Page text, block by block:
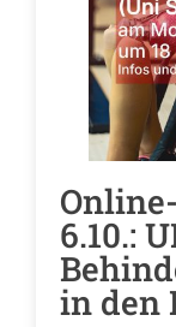
6.10.:
in den